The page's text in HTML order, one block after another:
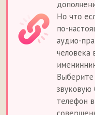
Но что
по-
аудио-
человека
звуковую
телефон